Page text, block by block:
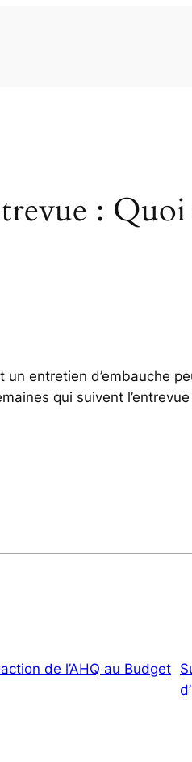
:
un entretien d’embauche
qui suivent
de l’AHQ au Budget